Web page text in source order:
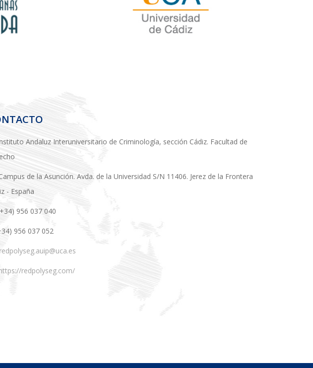
Andaluz Interuniversitario de Criminología, sección Cádiz. Facultad de
de la Asunción. Avda. de la Universidad S/N 11406. Jerez de la Frontera
- España
956 037 040
956 037 052
redpolyseg.auip@uca.es
redpolyseg.com/